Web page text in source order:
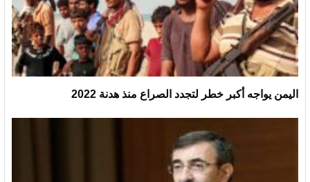
اليمن يواجه أكبر خطر لتجدد الصراع منذ هدنة 2022